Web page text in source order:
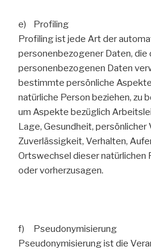
e) Profiling
Profiling ist jede Art der
personenbezogener Daten, die
personenbezogenen Daten
bestimmte persönliche
natürliche Person beziehen, zu
um Aspekte bezüglich
Lage, Gesundheit, persönlicher
Zuverlässigkeit, Verhalten,
Ortswechsel dieser natürlichen
oder vorherzusagen.
f) Pseudonymisierung
Pseudonymisierung ist die